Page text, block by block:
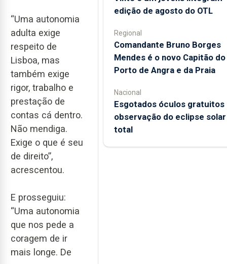
“Uma autonomia
adulta exige
respeito de
Lisboa, mas
também exige
rigor, trabalho e
prestação de
contas cá dentro.
Não mendiga.
Exige o que é seu
de direito”,
acrescentou.
E prosseguiu:
“Uma autonomia
que nos pede a
coragem de ir
mais longe. De
edição de agosto do OTL
Regional
Comandante Bruno Borges
Mendes é o novo Capitão do
Porto de Angra e da Praia
Nacional
Esgotados óculos gratuitos
observação do eclipse solar
total